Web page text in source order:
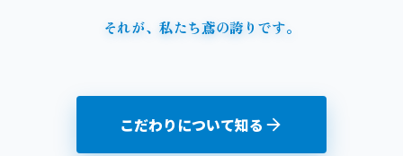
それが、私たち鳶の誇り です。
こだわりについて知る